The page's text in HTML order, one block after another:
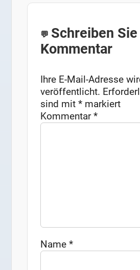
Schreiben
Kommentar
Ihre E-Mail-Adresse
veröffentlicht.
sind mit* markiert
Kommentar*
Name*